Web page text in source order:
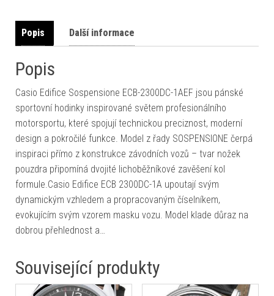
Popis Další informace
Popis
Casio Edifice Sospensione ECB-2300DC-1AEF jsou pánské
sportovní hodinky inspirované světem profesionálního
motorsportu, které spojují technickou preciznost, moderní
design a pokročilé funkce. Model z řady SOSPENSIONE čerpá
inspiraci přímo z konstrukce závodních vozů – tvar nožek
pouzdra připomíná dvojité lichoběžníkové zavěšení kol
formule.Casio Edifice ECB 2300DC-1A upoutají svým
dynamickým vzhledem a propracovaným číselníkem,
evokujícím svým vzorem masku vozu. Model klade důraz na
dobrou přehlednost a…
Související produkty